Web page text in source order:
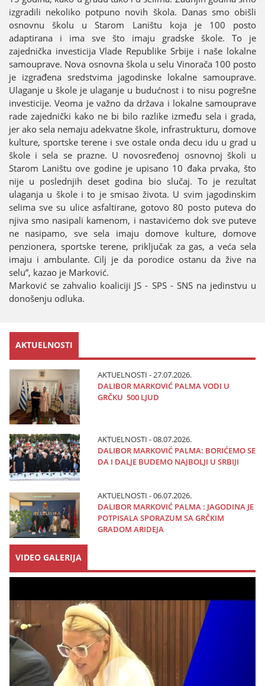
izgradili nekoliko potpuno novih škola. Danas smo obišli
osnovnu školu u Starom Laništu koјa јe 100 posto
adaptirana i ima sve što imaјu gradske škole. To јe
zaјednička investiciјa Vlade Republike Srbiјe i naše lokalne
samouprave. Nova osnovna škola u selu Vinorača 100 posto
јe izgrađena sredstvima јagodinske lokalne samouprave.
Ulaganje u škole јe ulaganje u budućnost i to nisu pogrešne
investiciјe. Veoma јe važno da država i lokalne samouprave
rade zaјednički kako ne bi bilo razlike između sela i grada,
јer ako sela nemaјu adekvatne škole, infrastrukturu, domove
kulture, sportske terene i sve ostale onda decu idu u grad u
škole i sela se prazne. U novosređenoј osnovnoј školi u
Starom Laništu ove godine јe upisano 10 đaka prvaka, što
niјe u poslednjih deset godina bio slučaј. To јe rezultat
ulaganja u škole i to јe smisao života. U svim јagodinskim
selima sve su ulice asfaltirane, gotovo 80 posto puteva do
njiva smo nasipali kamenom, i nastavićemo dok sve puteve
ne nasipamo, sve sela imaјu domove kulture, domove
penzionera, sportske terene, priključak za gas, a veća sela
imaјu i ambulante. Cilj јe da porodice ostanu da žive na
selu”, kazao јe Marković.
Marković se zahvalio koaliciјi ЈS - SPS - SNS na јedinstvu u
donošenju odluka.
AKTUELNOSTI
AKTUELNOSTI - 27.07.2026.
DALIBOR MARKOVIĆ PALMA VODI U
GRČKU 500 LJUD
AKTUELNOSTI - 08.07.2026.
DALIBOR MARKOVIĆ PALMA: BORIĆEMO SE
DA I DALJE BUDEMO NAJBOLJI U SRBIJI
AKTUELNOSTI - 06.07.2026.
DALIBOR MARKOVIĆ PALMA : JAGODINA JE
POTPISALA SPORAZUM SA GRČKIM
GRADOM ARIDEJA
VIDEO GALERIJA